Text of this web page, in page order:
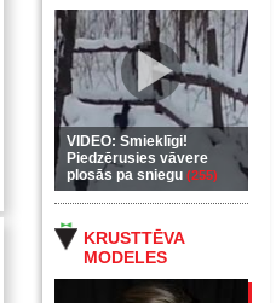
VIDEO: Smieklīgi!
Piedzērusies vāvere
plosās pa sniegu (255)
KRUSTTĒVA
MODELES